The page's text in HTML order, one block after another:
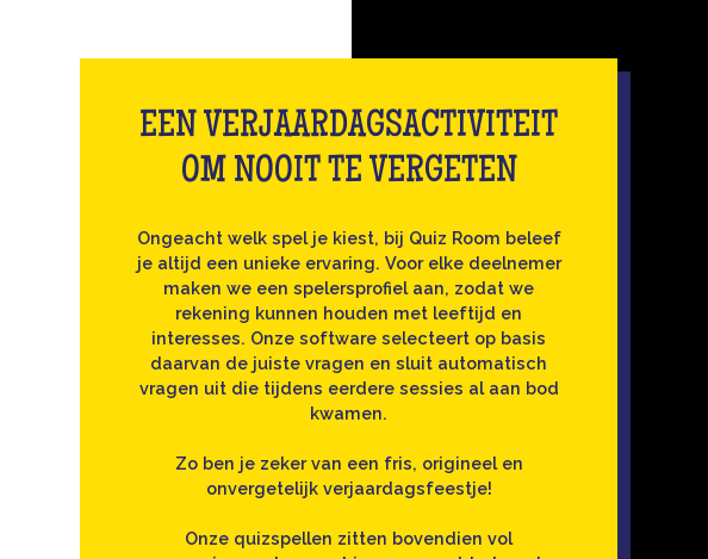
EEN VERJAARDAGSACTIVITEIT
OM NOOIT TE VERGETEN
Ongeacht welk spel je kiest, bij Quiz Room beleef
je altijd een unieke ervaring. Voor elke deelnemer
maken we een spelersprofiel aan, zodat we
rekening kunnen houden met leeftijd en
interesses. Onze software selecteert op basis
daarvan de juiste vragen en sluit automatisch
vragen uit die tijdens eerdere sessies al aan bod
kwamen.
Zo ben je zeker van een fris, origineel en
onvergetelijk verjaardagsfeestje!
Onze quizspellen zitten bovendien vol